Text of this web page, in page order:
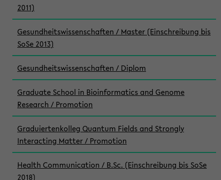
2011)
Gesundheitswissenschaften / Master (Einschreibung bis
SoSe 2013)
Gesundheitswissenschaften / Diplom
Graduate School in Bioinformatics and Genome
Research / Promotion
Graduiertenkolleg Quantum Fields and Strongly
Interacting Matter / Promotion
Health Communication / B.Sc. (Einschreibung bis SoSe
2018)